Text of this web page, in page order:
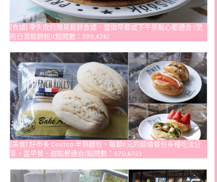
[食譜] 零失敗的簡易鬆餅食譜．當做早餐或下午茶點心都適合 (使
用日清鬆餅粉)(點閱數：599,476)
[美食] 好市多 Costco 半熟麵包．每顆6元的超值餐包多種吃法分
享，當早餐、甜點都適合(點閱數：570,672)